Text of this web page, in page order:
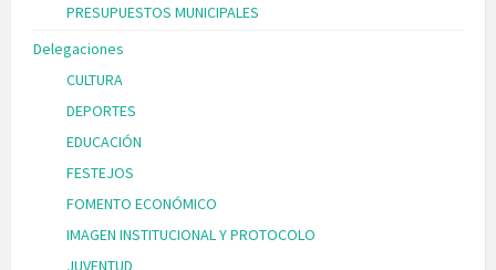
PRESUPUESTOS MUNICIPALES
Delegaciones
CULTURA
DEPORTES
EDUCACIÓN
FESTEJOS
FOMENTO ECONÓMICO
IMAGEN INSTITUCIONAL Y PROTOCOLO
JUVENTUD